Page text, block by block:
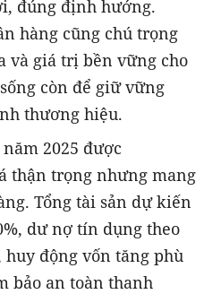
đúng định hướng.
hàng cũng chú trọng
và giá trị bền vững cho
còn để giữ vững
thương hiệu.
2025 được
thận trọng nhưng mang
Tổng tài sản dự kiến
dư nợ tín dụng theo
động vốn tăng phù
bảo an toàn thanh